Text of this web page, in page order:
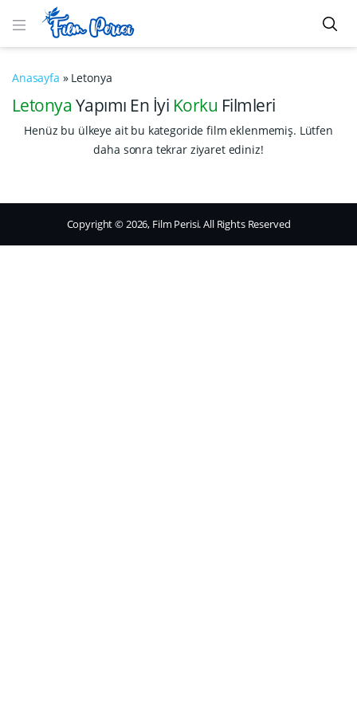
Anasayfa » Letonya
Letonya Yapımı En İyi Korku Filmleri
Henüz bu ülkeye ait bu kategoride film eklenmemiş. Lütfen
daha sonra tekrar ziyaret ediniz!
Copyright © 2026, Film Perisi. All Rights Reserved